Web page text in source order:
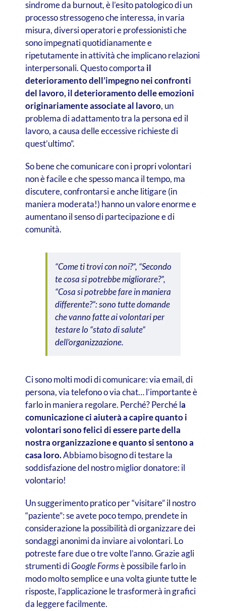
sindrome da burnout, è l’esito patologico di un
processo stressogeno che interessa, in varia
misura, diversi operatori e professionisti che
sono impegnati quotidianamente e
ripetutamente in attività che implicano relazioni
interpersonali. Questo comporta il
deterioramento dell’impegno nei confronti
del lavoro, il deterioramento delle emozioni
originariamente associate al lavoro, un
problema di adattamento tra la persona ed il
lavoro, a causa delle eccessive richieste di
quest’ultimo”.
So bene che comunicare con i propri volontari
non è facile e che spesso manca il tempo, ma
discutere, confrontarsi e anche litigare (in
maniera moderata!) hanno un valore enorme e
aumentano il senso di partecipazione e di
comunità.
“Come ti trovi con noi?”, “Secondo
te cosa si potrebbe migliorare?”,
“Cosa si potrebbe fare in maniera
differente?”: sono tutte domande
che vanno fatte ai volontari per
testare lo “stato di salute”
dell’organizzazione.
Ci sono molti modi di comunicare: via email, di
persona, via telefono o via chat… l’importante è
farlo in maniera regolare. Perché? Perché la
comunicazione ci aiuterà a capire quanto i
volontari sono felici di essere parte della
nostra organizzazione e quanto si sentono a
casa loro.Abbiamo bisogno di testare la
soddisfazione del nostro miglior donatore: il
volontario!
Un suggerimento pratico per “visitare” il nostro
“paziente”: se avete poco tempo, prendete in
considerazione la possibilità di organizzare dei
sondaggi anonimi da inviare ai volontari. Lo
potreste fare due o tre volte l’anno. Grazie agli
strumenti diGoogle Formsè possibile farlo in
modo molto semplice e una volta giunte tutte le
risposte, l’applicazione le trasformerà in grafici
da leggere facilmente.